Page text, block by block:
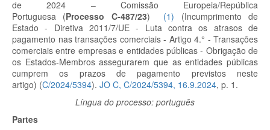
de 2024 – Comissão Europeia/República
Portuguesa (Processo C-487/23) (1) (Incumprimento de
Estado - Diretiva 2011/7/UE - Luta contra os atrasos de
pagamento nas transações comerciais - Artigo 4.° - Transações
comerciais entre empresas e entidades públicas - Obrigação de
os Estados-Membros assegurarem que as entidades públicas
cumprem os prazos de pagamento previstos neste
artigo) (C/2024/5394). JO C, C/2024/5394, 16.9.2024, p. 1.
Língua do processo: português
Partes